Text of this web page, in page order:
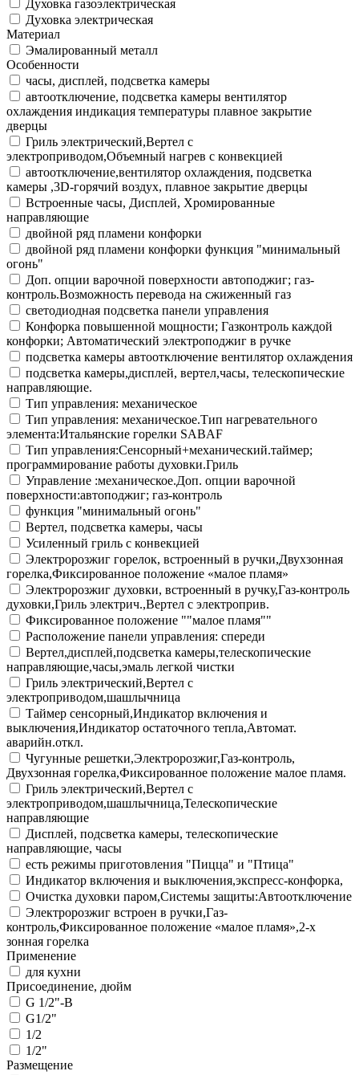
Духовка газоэлектрическая
Духовка электрическая
Материал
Эмалированный металл
Особенности
часы, дисплей, подсветка камеры
автоотключение, подсветка камеры вентилятор
охлаждения индикация температуры плавное закрытие
дверцы
Гриль электрический,Вертел с
электроприводом,Объемный нагрев с конвекцией
автоотключение,вентилятор охлаждения, подсветка
камеры ,3D-горячий воздух, плавное закрытие дверцы
Встроенные часы, Дисплей, Хромированные
направляющие
двойной ряд пламени конфорки
двойной ряд пламени конфорки функция "минимальный
огонь"
Доп. опции варочной поверхности автоподжиг; газ-
контроль.Возможность перевода на сжиженный газ
светодиодная подсветка панели управления
Конфорка повышенной мощности; Газконтроль каждой
конфорки; Автоматический электроподжиг в ручке
подсветка камеры автоотключение вентилятор охлаждения
подсветка камеры,дисплей, вертел,часы, телескопические
направляющие.
Тип управления: механическое
Тип управления: механическое.Тип нагревательного
элемента:Итальянские горелки SABAF
Тип управления:Сенсорный+механический.таймер;
программирование работы духовки.Гриль
Управление :механическое.Доп. опции варочной
поверхности:автоподжиг; газ-контроль
функция "минимальный огонь"
Вертел, подсветка камеры, часы
Усиленный гриль с конвекцией
Электророзжиг горелок, встроенный в ручки,Двухзонная
горелка,Фиксированное положение «малое пламя»
Электророзжиг духовки, встроенный в ручку,Газ-контроль
духовки,Гриль электрич.,Вертел с электроприв.
Фиксированное положение ""малое пламя""
Расположение панели управления: спереди
Вертел,дисплей,подсветка камеры,телескопические
направляющие,часы,эмаль легкой чистки
Гриль электрический,Вертел с
электроприводом,шашлычница
Таймер сенсорный,Индикатор включения и
выключения,Индикатор остаточного тепла,Автомат.
аварийн.откл.
Чугунные решетки,Электророзжиг,Газ-контроль,
Двухзонная горелка,Фиксированное положение малое пламя.
Гриль электрический,Вертел с
электроприводом,шашлычница,Телескопические
направляющие
Дисплей, подсветка камеры, телескопические
направляющие, часы
есть режимы приготовления "Пицца" и "Птица"
Индикатор включения и выключения,экспресс-конфорка,
Очистка духовки паром,Системы защиты:Автоотключение
Электророзжиг встроен в ручки,Газ-
контроль,Фиксированное положение «малое пламя»,2-х
зонная горелка
Применение
для кухни
Присоединение, дюйм
G 1/2"-В
G1/2"
1/2
1/2"
Размещение